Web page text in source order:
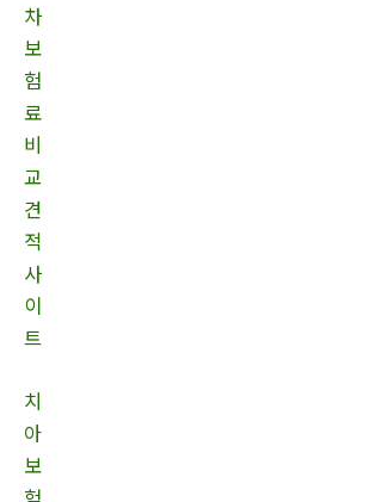
차
보
험
료
비
교
견
적
사
이
트
치
아
보